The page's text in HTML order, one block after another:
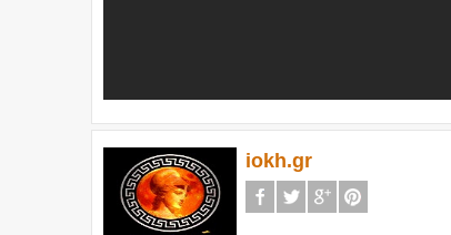
iokh.gr